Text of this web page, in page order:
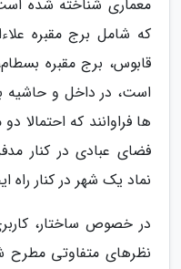
معماری شناخته شده
که شامل برج مقبره
قابوس، برج مقبره
است، در داخل و حاشیه
ها فراوانند که احتمالا
فضای عبادی در کنار
نماد یک شهر در کنار راه
در خصوص ساختار،
نظرهای متفاوتی